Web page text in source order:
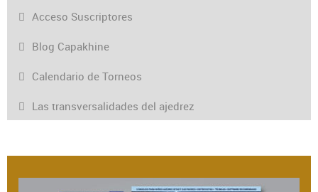
Acceso Suscriptores
Blog Capakhine
Calendario de Torneos
Las transversalidades del ajedrez